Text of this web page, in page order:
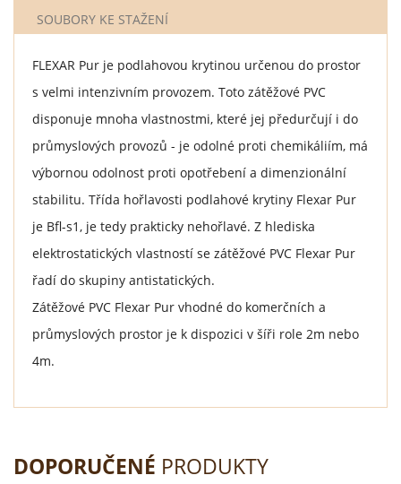
SOUBORY KE STAŽENÍ
FLEXAR Pur je podlahovou krytinou určenou do prostor
s velmi intenzivním provozem. Toto zátěžové PVC
disponuje mnoha vlastnostmi, které jej předurčují i do
průmyslových provozů - je odolné proti chemikáliím, má
výbornou odolnost proti opotřebení a dimenzionální
stabilitu. Třída hořlavosti podlahové krytiny Flexar Pur
je Bfl-s1, je tedy prakticky nehořlavé. Z hlediska
elektrostatických vlastností se zátěžové PVC Flexar Pur
řadí do skupiny antistatických.
Zátěžové PVC Flexar Pur vhodné do komerčních a
průmyslových prostor je k dispozici v šíři role 2m nebo
4m.
DOPORUČENÉ PRODUKTY